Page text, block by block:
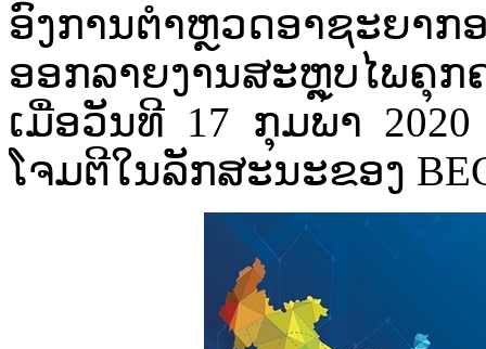
ອົງ​ການ​ຕຳ​ຫຼວດ​ອາຊະຍາກ
ອອກ​ລາຍ​ງານ​ສະຫຼຸບໄ​ພຄຸກ​
ເມື່ອ​ວັນທີ​ 17 ກຸມພາ​
ໂຈມ​ຕີ​ໃນ​ລັກສະນະ​ຂອງ​